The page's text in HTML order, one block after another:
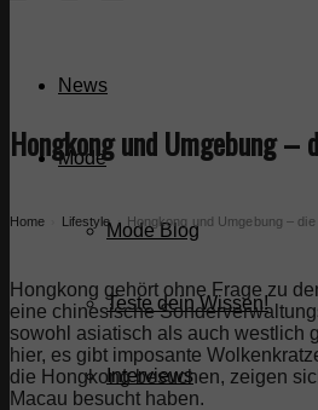
News
Mode
Mode Blog
Teste dein Wissen!
Interviews
Hongkong und Umgebung
Home Lifestyle › Hongkong und Umgebung –
Hongkong gehört ohne Frage zu
eine chinesische
sowohl asiatisch als auch westlich
hier, es gibt imposante
die Hongkong besuchen, zeigen
Macau besucht haben.